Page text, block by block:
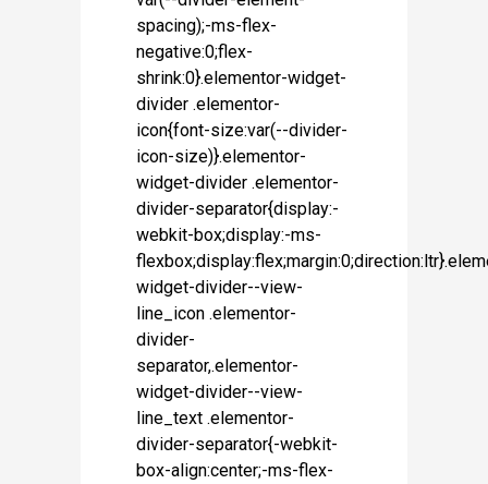
spacing);-ms-flex-
negative:0;flex-
shrink:0}.elementor-widget-
divider .elementor-
icon{font-size:var(--divider-
icon-size)}.elementor-
widget-divider .elementor-
divider-separator{display:-
webkit-box;display:-ms-
widget-divider--view-
line_icon .elementor-
divider-
separator,.elementor-
widget-divider--view-
line_text .elementor-
divider-separator{-webkit-
box-align:center;-ms-flex-